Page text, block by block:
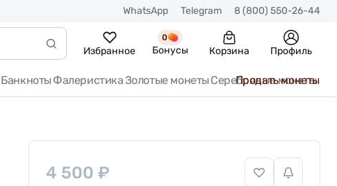
WhatsApp Telegram 8 (800) 550-26-44
Избранное
0
Бонусы Корзина Профиль
Банкноты ФалеристикаЗолотые монеты Серебряные монеты
Продать монеты
4 500 ₽